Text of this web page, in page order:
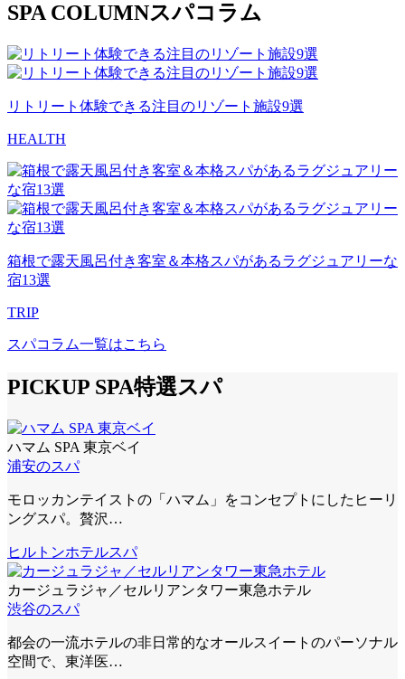
SPA COLUMNスパコラム
リトリート体験できる注目のリゾート施設9選
HEALTH
箱根で露天風呂付き客室＆本格スパがあるラグジュアリーな
宿13選
TRIP
スパコラム一覧はこちら
PICKUP SPA特選スパ
ハマム SPA 東京ベイ
浦安のスパ
モロッカンテイストの「ハマム」をコンセプトにしたヒーリ
ングスパ。贅沢…
ヒルトンホテルスパ
カージュラジャ／セルリアンタワー東急ホテル
渋谷のスパ
都会の一流ホテルの非日常的なオールスイートのパーソナル
空間で、東洋医…